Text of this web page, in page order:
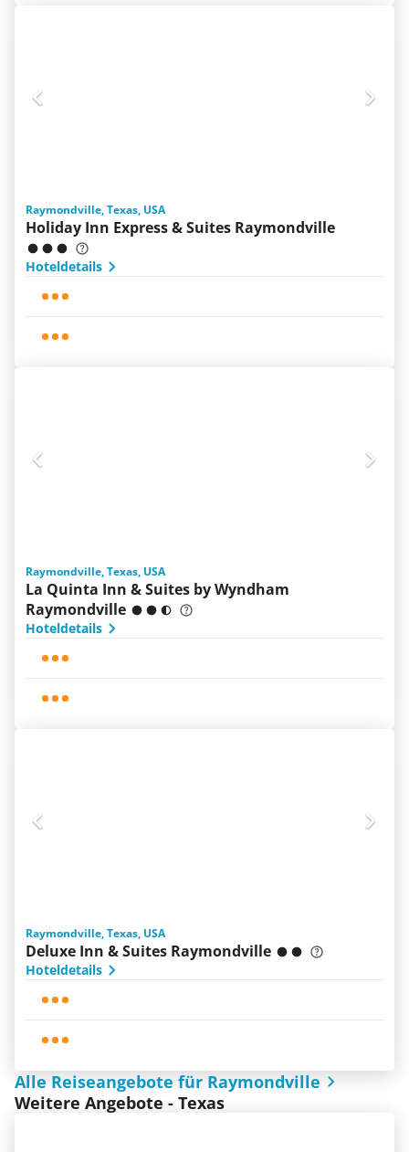
Raymondville, Texas, USA
Holiday Inn Express & Suites Raymondville
Hoteldetails
Raymondville, Texas, USA
La Quinta Inn & Suites by Wyndham
Raymondville
Hoteldetails
Raymondville, Texas, USA
Deluxe Inn & Suites Raymondville
Hoteldetails
Alle Reiseangebote für Raymondville
Weitere Angebote - Texas